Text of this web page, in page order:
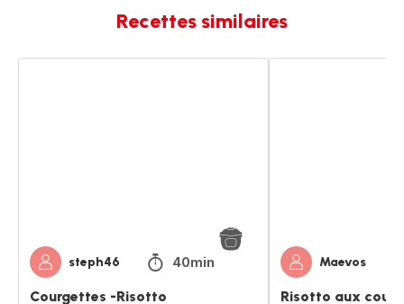
Recettes similaires
steph46 40min
Courgettes -Risotto
Maevos
Risotto aux